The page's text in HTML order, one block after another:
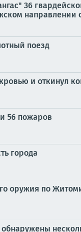
36
направлении
поезд
и откинул
56 пожаров
города
оружия по